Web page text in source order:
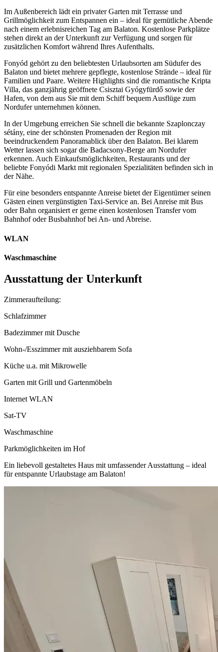
Im Außenbereich lädt ein privater Garten mit Terrasse und
Grillmöglichkeit zum Entspannen ein – ideal für gemütliche Abende
nach einem erlebnisreichen Tag am Balaton. Kostenlose Parkplätze
stehen direkt an der Unterkunft zur Verfügung und sorgen für
zusätzlichen Komfort während Ihres Aufenthalts.
Fonyód gehört zu den beliebtesten Urlaubsorten am Südufer des
Balaton und bietet mehrere gepflegte, kostenlose Strände – ideal für
Familien und Paare. Weitere Highlights sind die romantische Kripta
Villa, das ganzjährig geöffnete Csisztai Gyógyfürdő sowie der
Hafen, von dem aus Sie mit dem Schiff bequem Ausflüge zum
Nordufer unternehmen können.
In der Umgebung erreichen Sie schnell die bekannte Szaplonczay
sétány, eine der schönsten Promenaden der Region mit
beeindruckendem Panoramablick über den Balaton. Bei klarem
Wetter lassen sich sogar die Badacsony-Berge am Nordufer
erkennen. Auch Einkaufsmöglichkeiten, Restaurants und der
beliebte Fonyódi Markt mit regionalen Spezialitäten befinden sich in
der Nähe.
Für eine besonders entspannte Anreise bietet der Eigentümer seinen
Gästen einen vergünstigten Taxi-Service an. Bei Anreise mit Bus
oder Bahn organisiert er gerne einen kostenlosen Transfer vom
Bahnhof oder Busbahnhof bei An- und Abreise.
WLAN
Waschmaschine
Ausstattung der Unterkunft
Zimmeraufteilung:
Schlafzimmer
Badezimmer mit Dusche
Wohn-/Esszimmer mit ausziehbarem Sofa
Küche u.a. mit Mikrowelle
Garten mit Grill und Gartenmöbeln
Internet WLAN
Sat-TV
Waschmaschine
Parkmöglichkeiten im Hof
Ein liebevoll gestaltetes Haus mit umfassender Ausstattung – ideal
für entspannte Urlaubstage am Balaton!